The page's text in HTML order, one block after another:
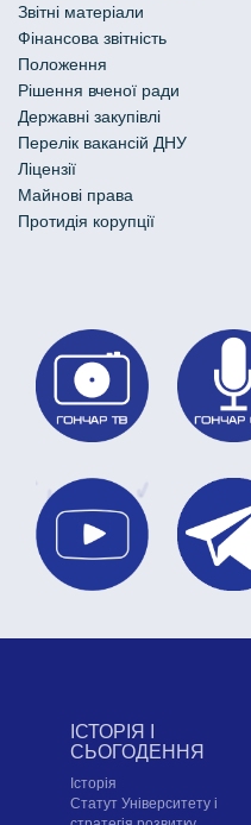
Звітні матеріали
Фінансова звітність
Положення
Рішення вченої ради
Державні закупівлі
Перелік вакансій ДНУ
Ліцензії
Майнові права
Протидія корупції
ІСТОРІЯ І
СЬОГОДЕННЯ
Історія
Статут Університету і